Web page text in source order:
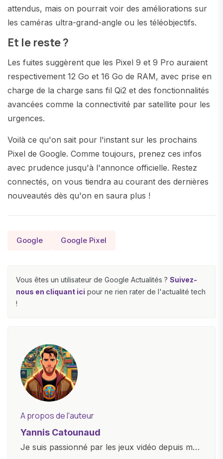
attendus, mais on pourrait voir des améliorations sur
les caméras ultra-grand-angle ou les téléobjectifs.
Et le reste ?
Les fuites suggèrent que les Pixel 9 et 9 Pro auraient
respectivement 12 Go et 16 Go de RAM, avec prise en
charge de la charge sans fil Qi2 et des fonctionnalités
avancées comme la connectivité par satellite pour les
urgences.
Voilà ce qu'on sait pour l'instant sur les prochains
Pixel de Google. Comme toujours, prenez ces infos
avec prudence jusqu'à l'annonce officielle. Restez
connectés, on vous tiendra au courant des dernières
nouveautés dès qu'on en saura plus !
Google Google Pixel
Vous êtes un utilisateur de Google Actualités ? Suivez-
nous en cliquant ici pour ne rien rater de l'actualité tech
!
A propos de l'auteur
Yannis Catounaud
Je suis passionné par les jeux vidéo depuis mon